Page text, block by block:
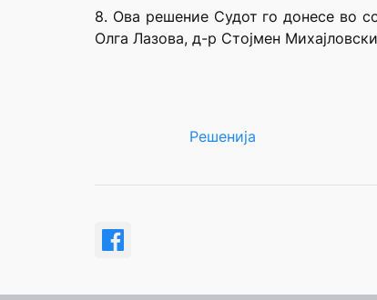
8. Ова решение Судот го донесе во
Олга Лазова, д-р Стојмен
Решенија